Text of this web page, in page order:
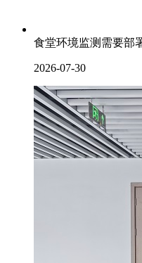
食堂环境监测需要部
2026-07-30